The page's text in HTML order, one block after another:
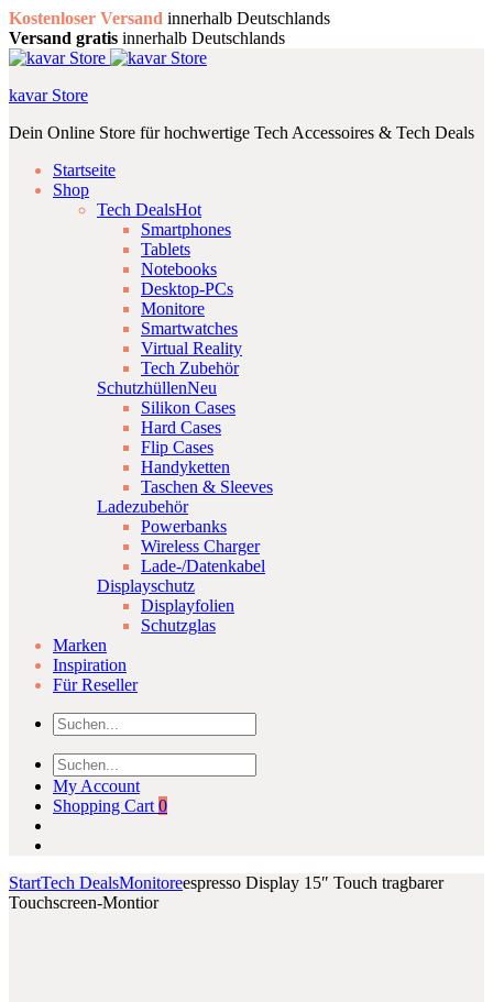
Kostenloser Versand innerhalb Deutschlands
Versand gratis innerhalb Deutschlands
kavar Store
Dein Online Store für hochwertige Tech Accessoires & Tech Deals
Startseite
Shop
Tech DealsHot
Smartphones
Tablets
Notebooks
Desktop-PCs
Monitore
Smartwatches
Virtual Reality
Tech Zubehör
SchutzhüllenNeu
Silikon Cases
Hard Cases
Flip Cases
Handyketten
Taschen & Sleeves
Ladezubehör
Powerbanks
Wireless Charger
Lade-/Datenkabel
Displayschutz
Displayfolien
Schutzglas
Marken
Inspiration
Für Reseller
My Account
Shopping Cart 0
StartTech DealsMonitoreespresso Display 15″ Touch tragbarer
Touchscreen-Montior